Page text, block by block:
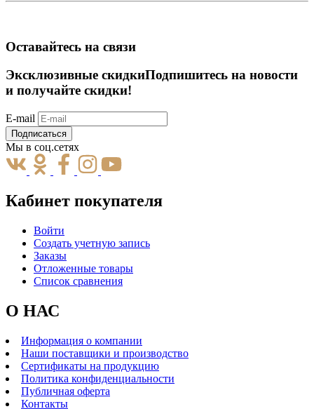
Оставайтесь на связи
Эксклюзивные скидкиПодпишитесь на новости
и получайте скидки!
E-mail
Подписаться
Мы в соц.сетях
Кабинет покупателя
Войти
Создать учетную запись
Заказы
Отложенные товары
Список сравнения
О НАС
Информация о компании
Наши поставщики и производство
Сертификаты на продукцию
Политика конфиденциальности
Публичная оферта
Контакты